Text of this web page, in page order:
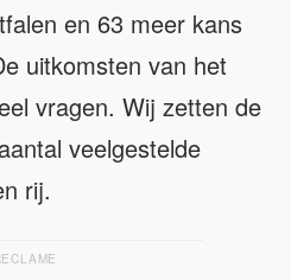
en 63 meer kans
uitkomsten van het
vragen. Wij zetten de
veelgestelde
rij.